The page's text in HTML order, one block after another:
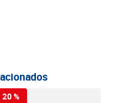
20 %